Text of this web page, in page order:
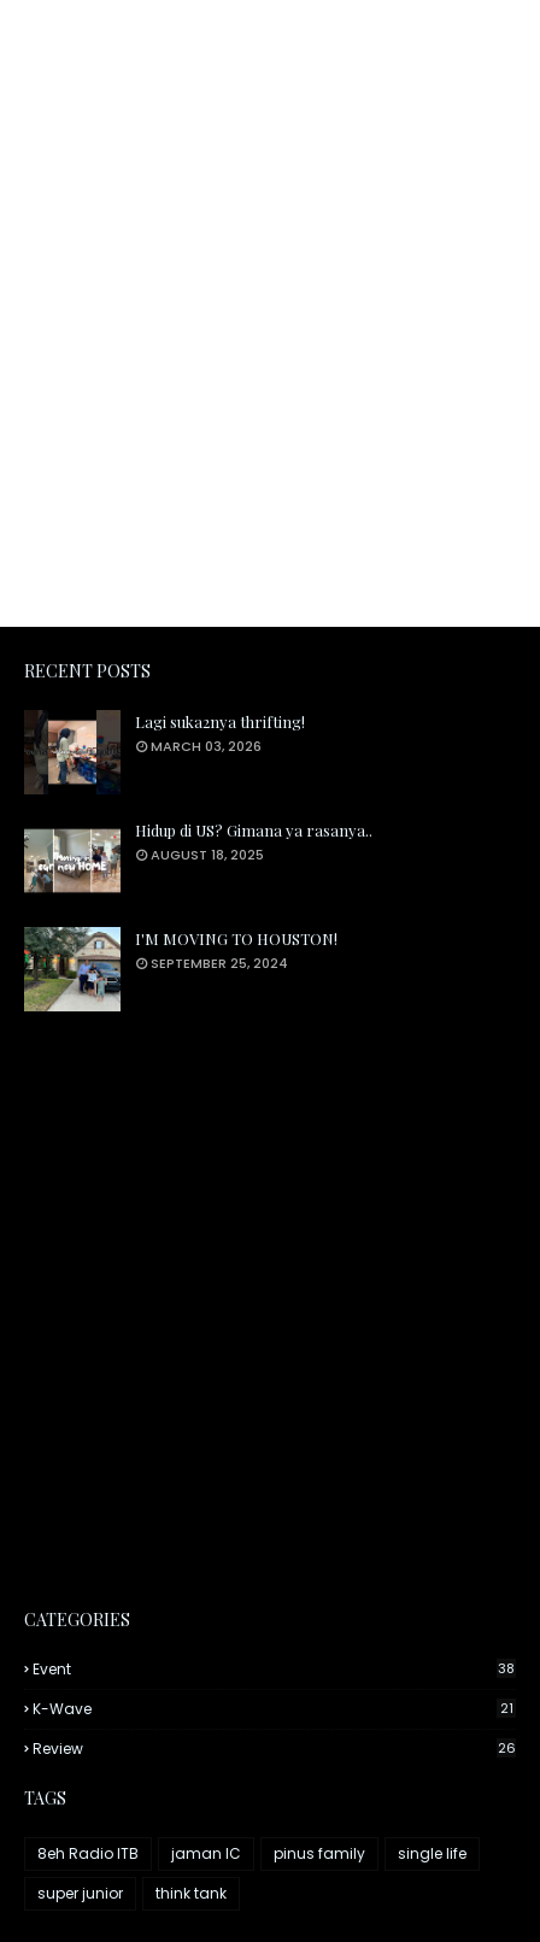
RECENT POSTS
Lagi suka2nya thrifting!
MARCH 03, 2026
Hidup di US? Gimana ya rasanya..
AUGUST 18, 2025
I'M MOVING TO HOUSTON!
SEPTEMBER 25, 2024
CATEGORIES
Event 38
K-Wave 21
Review 26
TAGS
8eh Radio ITB jaman IC pinus family
single life
super junior
think tank